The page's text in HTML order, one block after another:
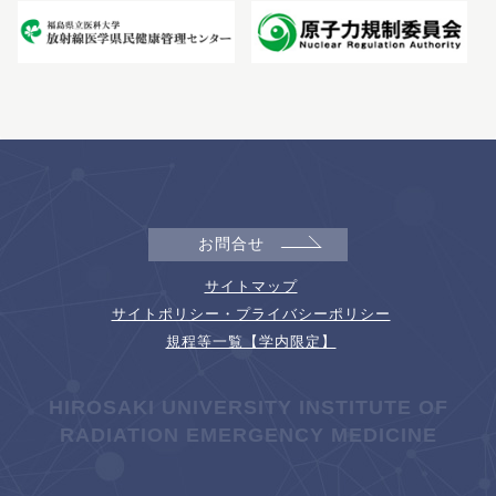
お問合せ
サイトマップ
サイトポリシー・プライバシーポリシー
規程等一覧【学内限定】
HIROSAKI UNIVERSITY INSTITUTE OF
RADIATION EMERGENCY MEDICINE